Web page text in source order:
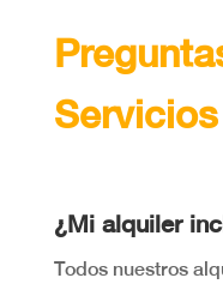
Servicios
¿Mi alquiler
Todos nuestros